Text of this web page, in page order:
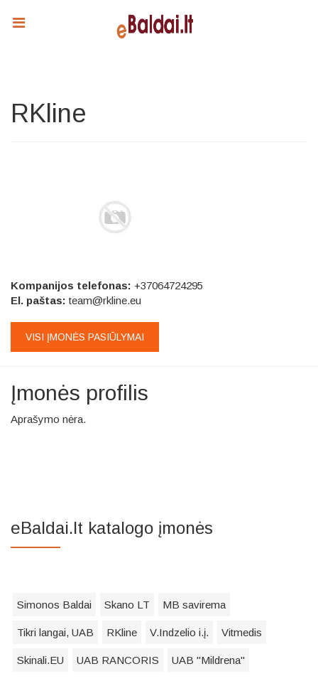
RKline
Kompanijos telefonas: +37064724295
El. paštas: team@rkline.eu
VISI ĮMONĖS PASIŪLYMAI
Įmonės profilis
Aprašymo nėra.
eBaldai.lt katalogo įmonės
Simonos Baldai Skano LT MB savirema
Tikri langai, UAB RKline V.Indzelio i.į. Vitmedis
Skinali.EU UAB RANCORIS UAB "Mildrena"